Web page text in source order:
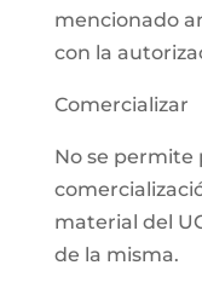
mencionado
con la
Comercializar
No se permite
material del
de la misma.